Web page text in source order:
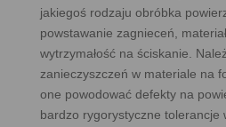
jakiegoś rodzaju obróbka
powstawanie zagnieceń,
wytrzymałość na ściskanie.
zanieczyszczeń w materiale na
one powodować defekty na
bardzo rygorystyczne tolerancje